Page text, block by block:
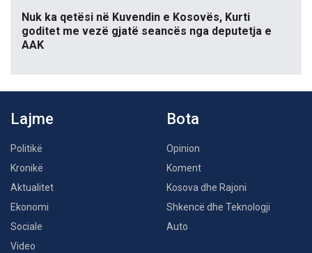
Nuk ka qetësi në Kuvendin e Kosovës, Kurti
goditet me vezë gjatë seancës nga deputetja e
AAK
Lajme
Politikë
Kronikë
Aktualitet
Ekonomi
Sociale
Video
Bota
Opinion
Koment
Kosova dhe Rajoni
Shkencë dhe Teknologji
Auto